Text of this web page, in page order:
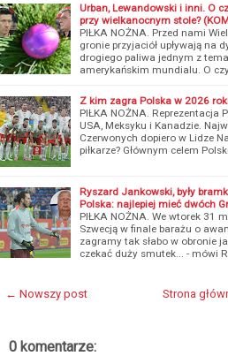
Urban, Lewandowski i inni. O
przy wielkanocnym stole?
PIŁKA NOŻNA. Przed nami
gronie przyjaciół upływają na
drogiego paliwa jednym z
amerykańskim mundialu. O
Z kim zagra Polska w 2026
PIŁKA NOŻNA. Reprezentacja
USA, Meksyku i Kanadzie.
Czerwonych dopiero w Lidze
piłkarze? Głównym celem
Ryszard Jankowski, były
Polska: najlepiej mieć dwóch
PIŁKA NOŻNA. We wtorek 31
Szwecją w finale barażu o
zagramy tak słabo w obronie
czekać duży smutek... - mówi
← Nowszy post Strona
0 komentarze: